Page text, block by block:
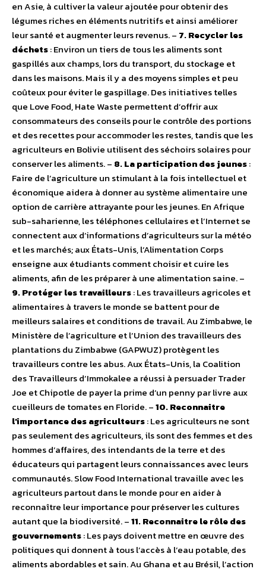
en Asie, à cultiver la valeur ajoutée pour obtenir des
légumes riches en éléments nutritifs et ainsi améliorer
leur santé et augmenter leurs revenus. – 7. Recycler les
déchets: Environ un tiers de tous les aliments sont
gaspillés aux champs, lors du transport, du stockage et
dans les maisons. Mais il y a des moyens simples et peu
coûteux pour éviter le gaspillage. Des initiatives telles
que Love Food, Hate Waste permettent d’offrir aux
consommateurs des conseils pour le contrôle des portions
et des recettes pour accommoder les restes, tandis que les
agriculteurs en Bolivie utilisent des séchoirs solaires pour
conserver les aliments. – 8. La participation des jeunes:
Faire de l’agriculture un stimulant à la fois intellectuel et
économique aidera à donner au système alimentaire une
option de carrière attrayante pour les jeunes. En Afrique
sub-saharienne, les téléphones cellulaires et l’Internet se
connectent aux d’informations d’agriculteurs sur la météo
et les marchés; aux États-Unis, l’Alimentation Corps
enseigne aux étudiants comment choisir et cuire les
aliments, afin de les préparer à une alimentation saine. –
9. Protéger les travailleurs: Les travailleurs agricoles et
alimentaires à travers le monde se battent pour de
meilleurs salaires et conditions de travail. Au Zimbabwe, le
Ministère de l’agriculture et l’Union des travailleurs des
plantations du Zimbabwe (GAPWUZ) protègent les
travailleurs contre les abus. Aux États-Unis, la Coalition
des Travailleurs d’Immokalee a réussi à persuader Trader
Joe et Chipotle de payer la prime d’un penny par livre aux
cueilleurs de tomates en Floride. –10. Reconnaitre
l’importance des agriculteurs: Les agriculteurs ne sont
pas seulement des agriculteurs, ils sont des femmes et des
hommes d’affaires, des intendants de la terre et des
éducateurs qui partagent leurs connaissances avec leurs
communautés. Slow Food International travaille avec les
agriculteurs partout dans le monde pour en aider à
reconnaître leur importance pour préserver les cultures
autant que la biodiversité. –11. Reconnaitre le rôle des
gouvernements: Les pays doivent mettre en œuvre des
politiques qui donnent à tous l’accès à l’eau potable, des
aliments abordables et sain. Au Ghana et au Brésil, l’action